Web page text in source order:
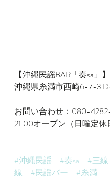
【沖縄民謡BAR「奏sa」】
沖縄県糸満市西崎6-7-3
お問い合わせ：080-
21:00オープン（日曜定休
#沖縄民謡 #奏sa #三線
線
#民謡バー #糸満